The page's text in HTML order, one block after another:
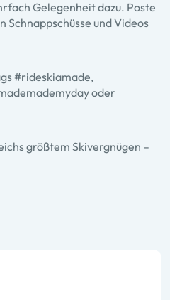
Gelegenheit dazu. Poste
Schnappschüsse und Videos
#rideskiamade,
oder
größtem Skivergnügen –